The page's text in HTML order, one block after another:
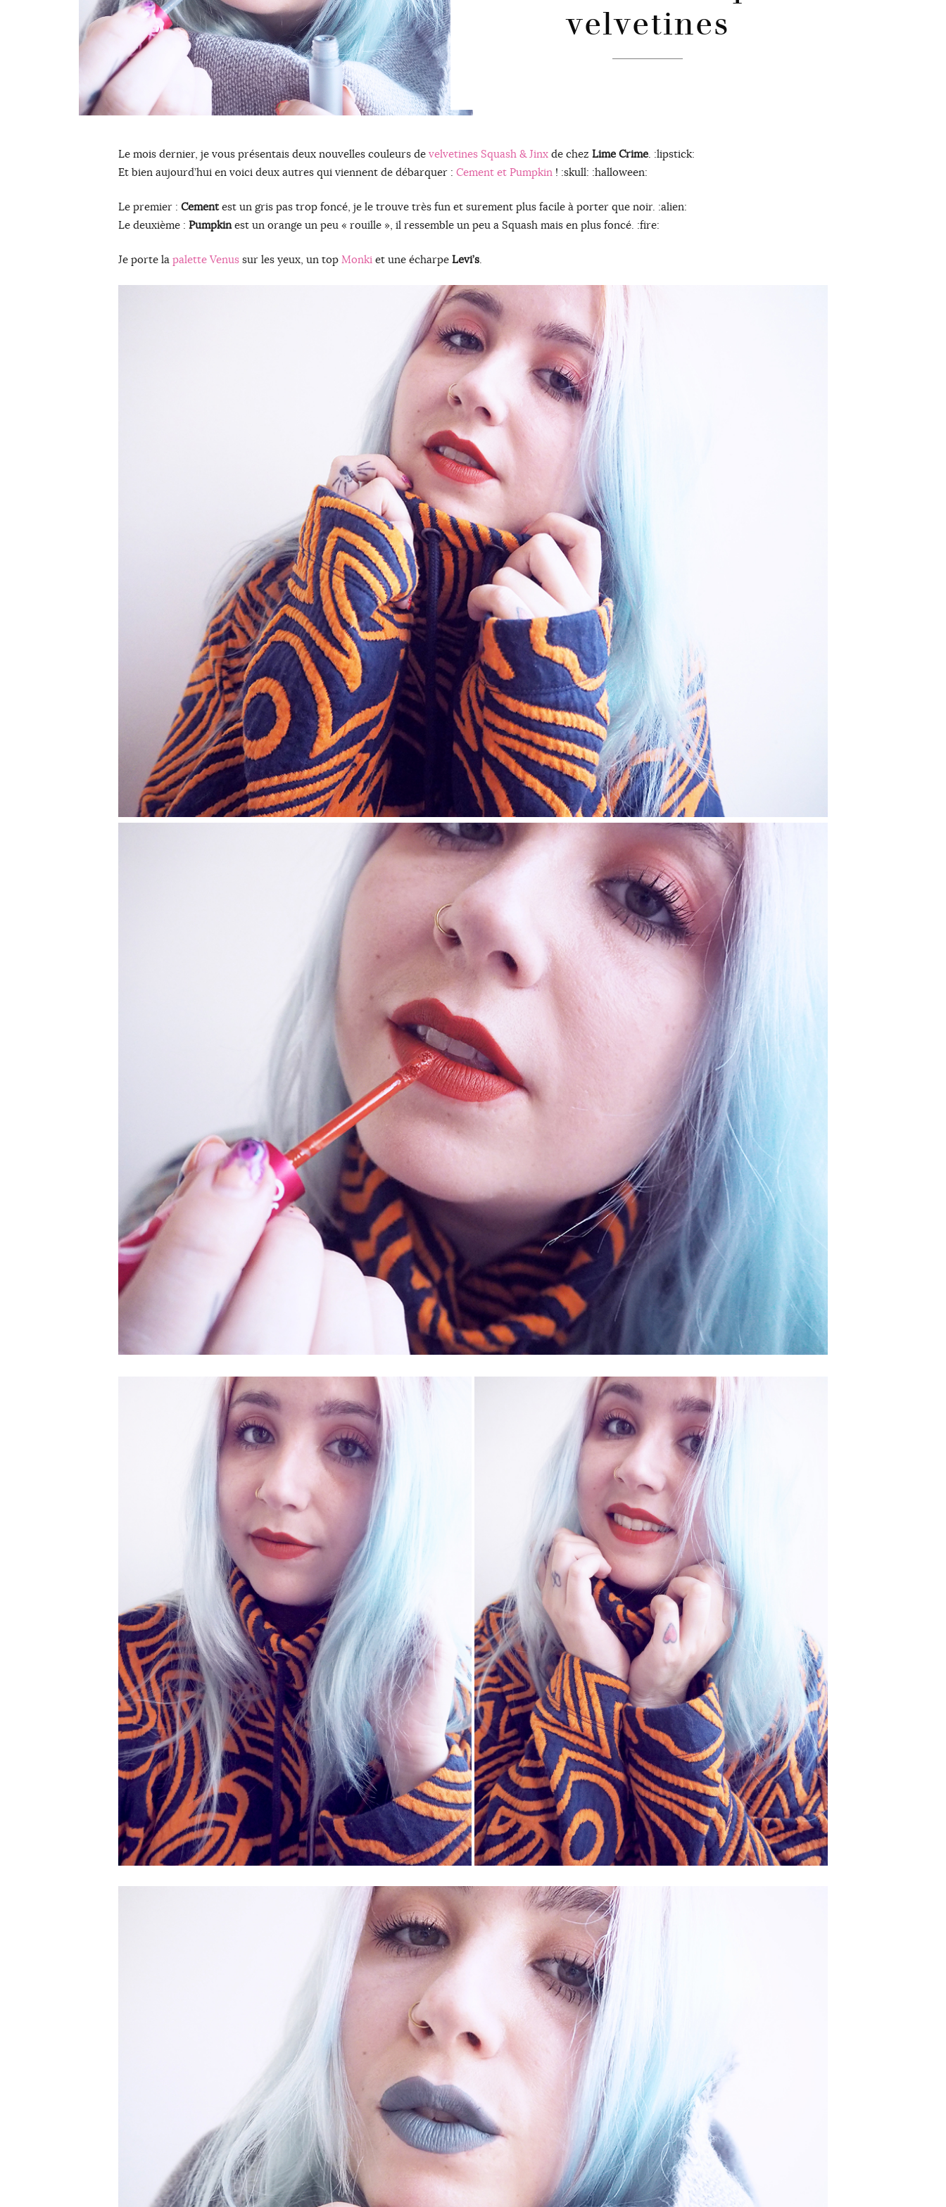
velvetines
Le mois dernier, je vous présentais deux nouvelles couleurs de velvetines Squash & Jinx de chez Lime Crime. :lipstick:
Et bien aujourd’hui en voici deux autres qui viennent de débarquer : Cement et Pumpkin ! :skull: :halloween:
Le premier : Cementest un gris pas trop foncé, je le trouve très fun et surement plus facile à porter que noir. :alien:
Le deuxième : Pumpkinest un orange un peu « rouille », il ressemble un peu a Squash mais en plus foncé. :fire:
Je porte la palette Venus sur les yeux, un top Monki et une écharpe Levi’s.